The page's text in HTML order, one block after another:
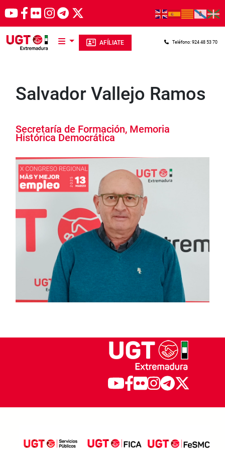
Pasar al contenido principal
AFÍLIATE Teléfono: 924 48 53 70
Salvador Vallejo Ramos
Secretaría de Formación, Memoria
Histórica Democrática